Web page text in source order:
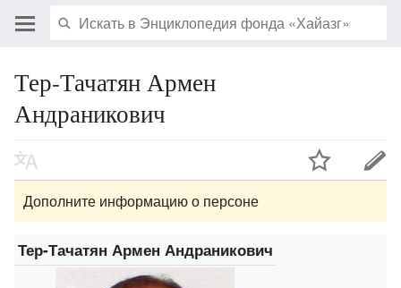
Тер-Тачатян Армен
Андраникович
Дополните информацию о персоне
Тер-Тачатян Армен Андраникович